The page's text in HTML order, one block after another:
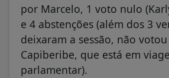
por Marcelo, 1 voto nulo
e 4 abstenções (além dos 3
deixaram a sessão, não votou
Capiberibe, que está em
parlamentar).